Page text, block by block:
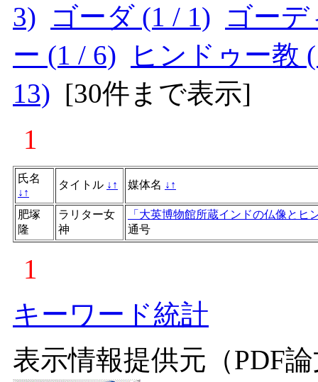
3)
ゴーダ (1 / 1)
ゴーデ
ー (1 / 6)
ヒンドゥー教
13) [30件まで表示]
1
氏名
↓ ↑
タイトル ↓ ↑ 媒体名 ↓ ↑
肥塚
隆
ラリター女
神
「大英博物館所蔵インドの仏像とヒ
通号
1
キーワード統計
表示情報提供元（PDF